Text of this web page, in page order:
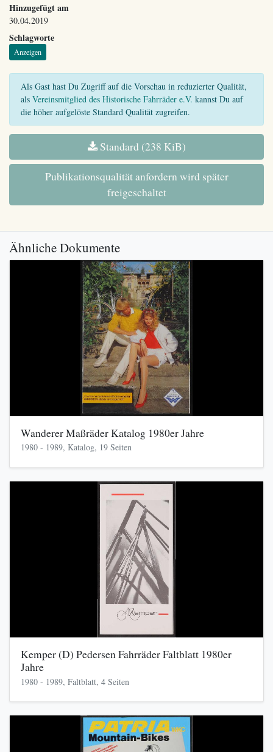
Hinzugefügt am
30.04.2019
Schlagworte
Anzeigen
Als Gast hast Du Zugriff auf die Vorschau in reduzierter Qualität,
als Vereinsmitglied des Historische Fahrräder e.V. kannst Du auf
die höher aufgelöste Standard Qualität zugreifen.
Standard (238 KiB)
Publikationsqualität anfordern wird später
freigeschaltet
Ähnliche Dokumente
Wanderer Maßräder Katalog 1980er Jahre
1980 - 1989, Katalog, 19 Seiten
Kemper (D) Pedersen Fahrräder Faltblatt 1980er
Jahre
1980 - 1989, Faltblatt, 4 Seiten